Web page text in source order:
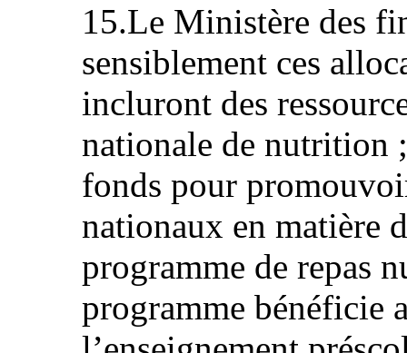
15.Le Ministère des
sensiblement ces
incluront des
nationale de nutrition
fonds pour
nationaux en matière
programme de repas
programme bénéficie